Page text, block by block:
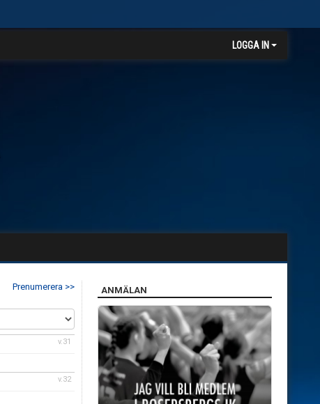
LOGGA IN
Prenumerera >>
v.31
v.32
ANMÄLAN